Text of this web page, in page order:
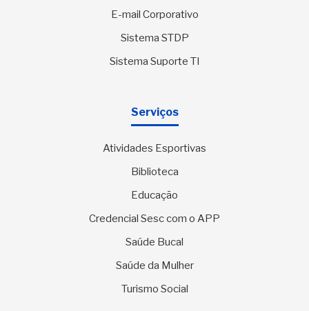
E-mail Corporativo
Sistema STDP
Sistema Suporte TI
Serviços
Atividades Esportivas
Biblioteca
Educação
Credencial Sesc com o APP
Saúde Bucal
Saúde da Mulher
Turismo Social